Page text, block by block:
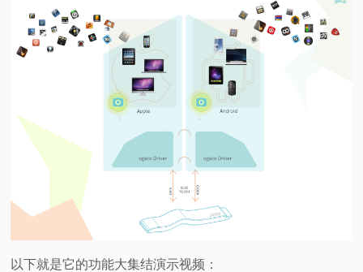
以下就是它的功能大集结演示视频：